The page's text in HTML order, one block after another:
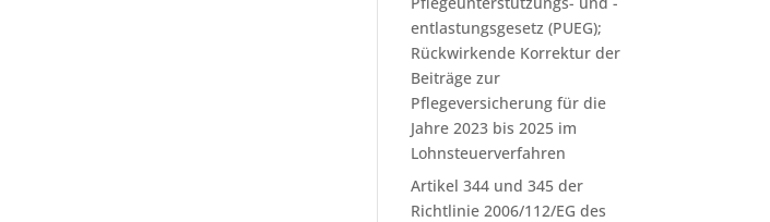
entlastungsgesetz (PUEG);
Rückwirkende Korrektur der
Beiträge zur
Pflegeversicherung für die
Jahre 2023 bis 2025 im
Lohnsteuerverfahren
Artikel 344 und 345 der
Richtlinie 2006/112/EG des